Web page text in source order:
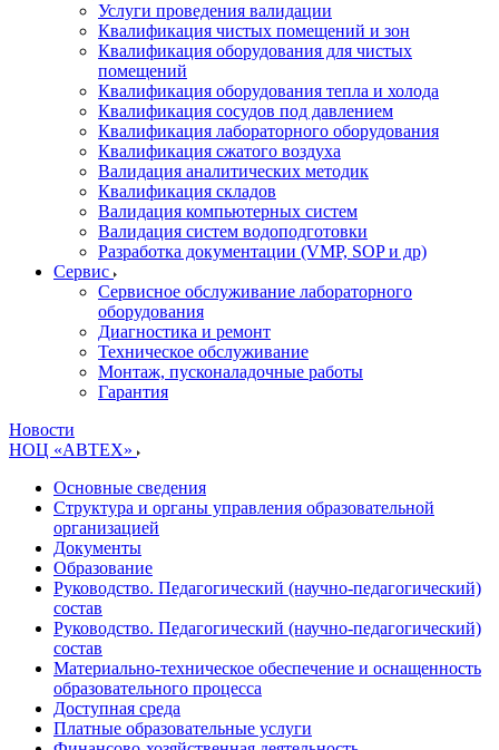
Услуги проведения валидации
Квалификация чистых помещений и зон
Квалификация оборудования для чистых
помещений
Квалификация оборудования тепла и холода
Квалификация сосудов под давлением
Квалификация лабораторного оборудования
Квалификация сжатого воздуха
Валидация аналитических методик
Квалификация складов
Валидация компьютерных систем
Валидация систем водоподготовки
Разработка документации (VMP, SOP и др)
Cервис
Сервисное обслуживание лабораторного
оборудования
Диагностика и ремонт
Техническое обслуживание
Монтаж, пусконаладочные работы
Гарантия
Новости
НОЦ «АВТЕХ»
Основные сведения
Структура и органы управления образовательной
организацией
Документы
Образование
Руководство. Педагогический (научно-педагогический)
состав
Руководство. Педагогический (научно-педагогический)
состав
Материально-техническое обеспечение и оснащенность
образовательного процесса
Доступная среда
Платные образовательные услуги